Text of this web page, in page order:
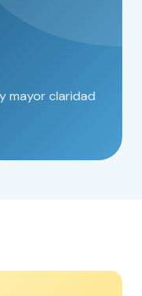
mayor claridad